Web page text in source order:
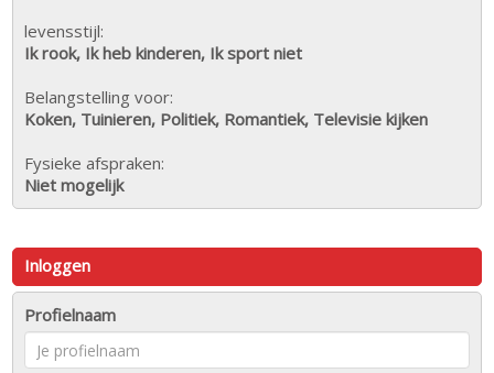
levensstijl:
Ik rook, Ik heb kinderen, Ik sport niet
Belangstelling voor:
Koken, Tuinieren, Politiek, Romantiek, Televisie kijken
Fysieke afspraken:
Niet mogelijk
Inloggen
Profielnaam